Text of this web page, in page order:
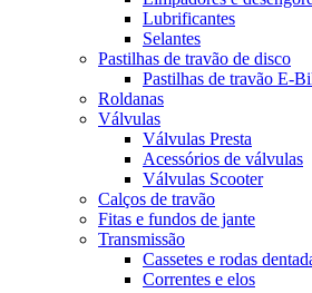
Lubrificantes
Selantes
Pastilhas de travão de disco
Pastilhas de travão E-
Roldanas
Válvulas
Válvulas Presta
Acessórios de válvulas
Válvulas Scooter
Calços de travão
Fitas e fundos de jante
Transmissão
Cassetes e rodas
Correntes e elos